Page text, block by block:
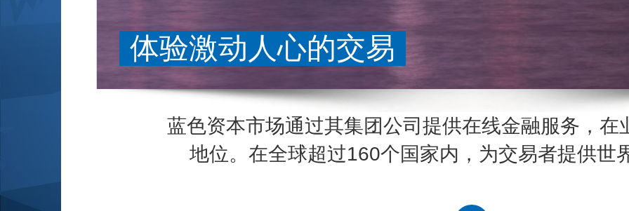
体验激动人心
蓝色资本市场通过其集团公司提供在线金融服务，在
地位。在全球超过160个国家内，为交易者提供世